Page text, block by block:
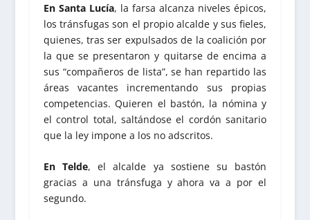
En Santa Lucía, la farsa alcanza niveles épicos,
los tránsfugas son el propio alcalde y sus fieles,
quienes, tras ser expulsados de la coalición por
la que se presentaron y quitarse de encima a
sus “compañeros de lista”, se han repartido las
áreas vacantes incrementando sus propias
competencias. Quieren el bastón, la nómina y
el control total, saltándose el cordón sanitario
que la ley impone a los no adscritos.
En Telde, el alcalde ya sostiene su bastón
gracias a una tránsfuga y ahora va a por el
segundo.